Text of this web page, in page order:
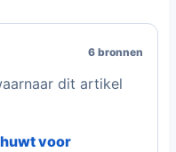
6 bronnen
dit artikel
voor